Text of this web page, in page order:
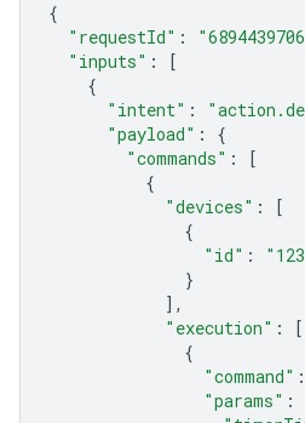
{
"requestId" :
"inputs" :
[
{
"intent" :
"payload" :
{
"commands" :
[
{
"devices" :
[
{
"id" :
}
],
"execution" :
[
{
"command" :
"params" :